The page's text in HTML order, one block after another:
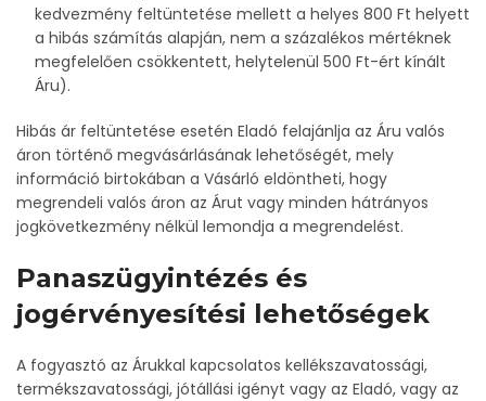
kedvezmény feltüntetése mellett a helyes 800 Ft helyett
a hibás számítás alapján, nem a százalékos mértéknek
megfelelően csökkentett, helytelenül 500 Ft-ért kínált
Áru).
Hibás ár feltüntetése esetén Eladó felajánlja az Áru valós
áron történő megvásárlásának lehetőségét, mely
információ birtokában a Vásárló eldöntheti, hogy
megrendeli valós áron az Árut vagy minden hátrányos
jogkövetkezmény nélkül lemondja a megrendelést.
Panaszügyintézés és
jogérvényesítési lehetőségek
A fogyasztó az Árukkal kapcsolatos kellékszavatossági,
termékszavatossági, jótállási igényt vagy az Eladó, vagy az